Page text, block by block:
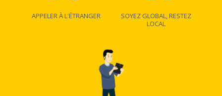
APPELER À L'ÉTRANGER
SOYEZ GLOBAL, RESTEZ
LOCAL